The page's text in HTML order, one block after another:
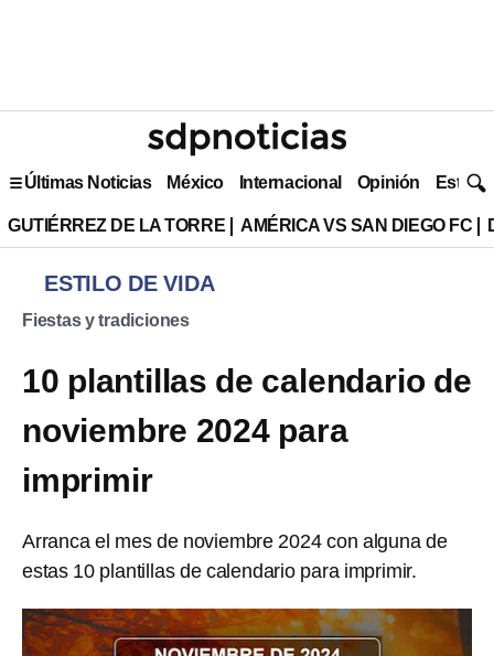
Últimas Noticias México Internacional Opinión Estilo
GUTIÉRREZ DE LA TORRE AMÉRICA VS SAN DIEGO FC
ESTILO DE VIDA
Fiestas y tradiciones
10 plantillas de calendario de
noviembre 2024 para
imprimir
Arranca el mes de noviembre 2024 con alguna de
estas 10 plantillas de calendario para imprimir.